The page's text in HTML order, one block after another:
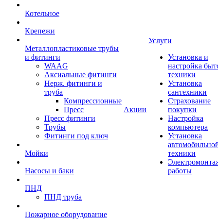
Котельное
Крепежи
Металлопластиковые трубы
и фитинги
WAAG
Аксиальные фитинги
Нерж. фитинги и
труба
Компрессионные
Пресс
Пресс фитинги
Трубы
Фитинги под ключ
Мойки
Насосы и баки
ПНД
ПНД труба
Пожарное оборудование
Акции
Услуги
Установка и
настройка
техники
Установка
сантехники
Страхование
покупки
Настройка
компьютера
Установка
техники
работы